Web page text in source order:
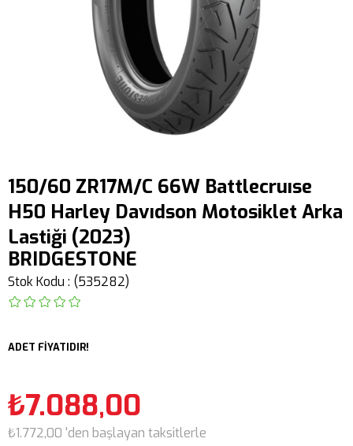
150/60 ZR17M/C 66W Battlecruıse
H50 Harley Davıdson Motosiklet Arka
Lastiği (2023)
BRIDGESTONE
Stok Kodu (535282)
ADET FİYATIDIR!
₺7.088,00
₺1.772,00 'den başlayan taksitlerle